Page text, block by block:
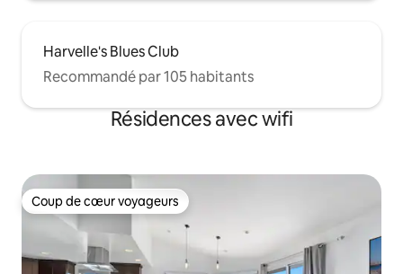
Harvelle's Blues Club
Recommandé par 105 habitants
Résidences avec wifi
Coup de cœur voyageurs
Coup de cœur voyageurs